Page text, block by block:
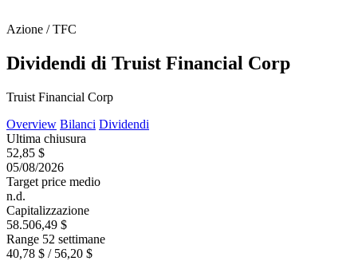
Azione / TFC
Dividendi di Truist Financial Corp
Truist Financial Corp
Overview Bilanci Dividendi
Ultima chiusura
52,85 $
05/08/2026
Target price medio
n.d.
Capitalizzazione
58.506,49 $
Range 52 settimane
40,78 $ / 56,20 $